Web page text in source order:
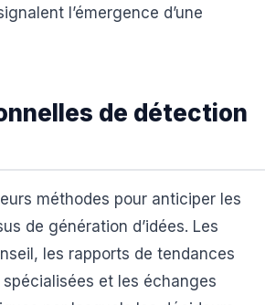
l’émergence d’une
de détection
méthodes pour anticiper les
de génération d’idées. Les
les rapports de tendances
et les échanges